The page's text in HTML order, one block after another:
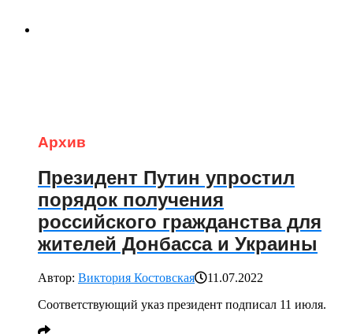
Архив
Президент Путин упростил
порядок получения
российского гражданства для
жителей Донбасса и Украины
Автор: Виктория Костовская
11.07.2022
Соответствующий указ президент подписал 11 июля.